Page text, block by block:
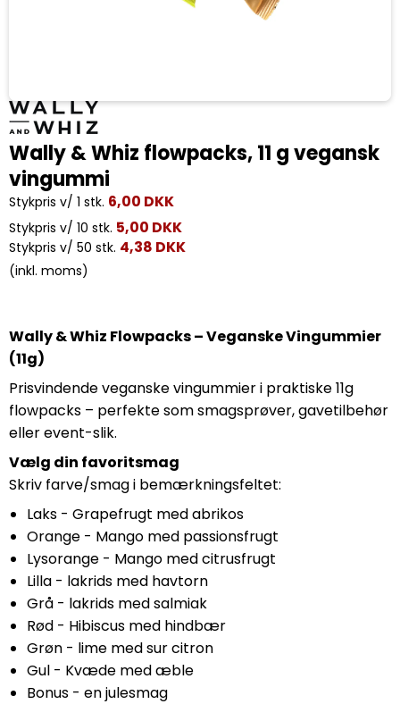
Wally & Whiz flowpacks, 11 g vegansk
vingummi
Stykpris v/ 1 stk. 6,00 DKK
Stykpris v/ 10 stk. 5,00 DKK
Stykpris v/ 50 stk. 4,38 DKK
(inkl. moms)
Wally & Whiz Flowpacks – Veganske Vingummier
(11g)
Prisvindende veganske vingummier i praktiske 11g
flowpacks – perfekte som smagsprøver, gavetilbehør
eller event-slik.
Vælg din favoritsmag
Skriv farve/smag i bemærkningsfeltet:
Laks - Grapefrugt med abrikos
Orange - Mango med passionsfrugt
Lysorange - Mango med citrusfrugt
Lilla - lakrids med havtorn
Grå - lakrids med salmiak
Rød - Hibiscus med hindbær
Grøn - lime med sur citron
Gul - Kvæde med æble
Bonus - en julesmag